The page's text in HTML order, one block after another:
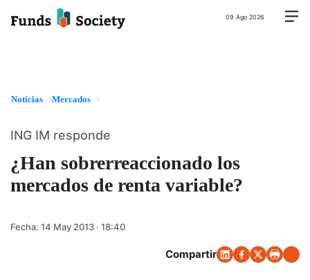
09 Ago 2026
Noticias Mercados
¿Han sobrerreaccionado los
mercados de renta variable?
ING IM responde
Fecha: 14 May 2013 · 18:40
Compartir